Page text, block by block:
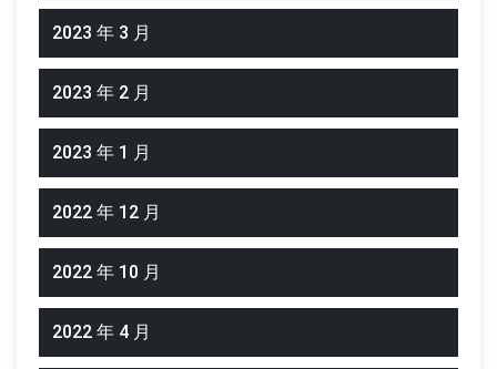
2023 年 3 月
2023 年 2 月
2023 年 1 月
2022 年 12 月
2022 年 10 月
2022 年 4 月